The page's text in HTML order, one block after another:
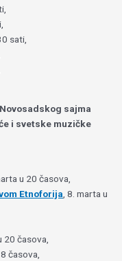
sati,
sajma
i svetske muzičke
u 20 časova,
Etnoforija , 8. marta u
20 časova,
časova,